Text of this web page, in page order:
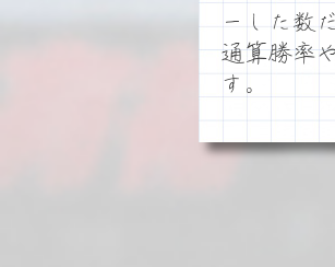
ーした数
通算勝率
す。